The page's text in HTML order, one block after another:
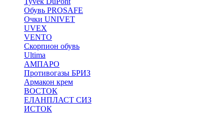
Обувь PROSAFE
Очки UNIVET
UVEX
VENTO
Скорпион обувь
Ultima
АМПАРО
Противогазы БРИЗ
Армакон крем
ВОСТОК
ЕЛАНПЛАСТ СИЗ
ИСТОК